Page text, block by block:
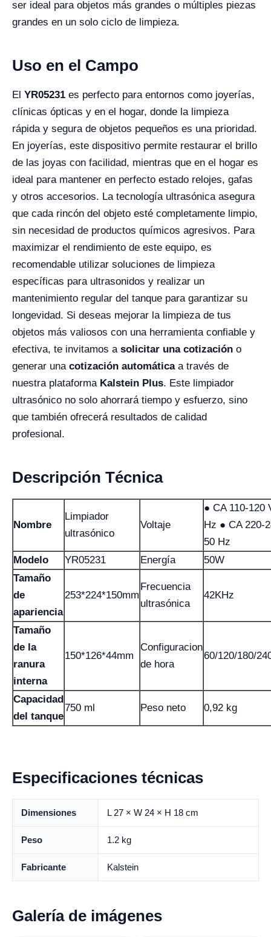
ser ideal para objetos más grandes o múltiples piezas
grandes en un solo ciclo de limpieza.
Uso en el Campo
El YR05231 es perfecto para entornos como joyerías,
clínicas ópticas y en el hogar, donde la limpieza
rápida y segura de objetos pequeños es una prioridad.
En joyerías, este dispositivo permite restaurar el brillo
de las joyas con facilidad, mientras que en el hogar es
ideal para mantener en perfecto estado relojes, gafas
y otros accesorios. La tecnología ultrasónica asegura
que cada rincón del objeto esté completamente limpio,
sin necesidad de productos químicos agresivos. Para
maximizar el rendimiento de este equipo, es
recomendable utilizar soluciones de limpieza
específicas para ultrasonidos y realizar un
mantenimiento regular del tanque para garantizar su
longevidad. Si deseas mejorar la limpieza de tus
objetos más valiosos con una herramienta confiable y
efectiva, te invitamos a solicitar una cotización o
generar una cotización automáticaa través de
nuestra plataforma Kalstein Plus. Este limpiador
ultrasónico no solo ahorrará tiempo y esfuerzo, sino
que también ofrecerá resultados de calidad
profesional.
Descripción Técnica
Nombre
Limpiador
ultrasónico
Voltaje
● CA 110-120
Hz ● CA 220-
50 Hz
Modelo
YR05231 Energía
50W
Tamaño
de
apariencia
253*224*150mm
Frecuencia
ultrasónica
42KHz
Tamaño
de la
ranura
interna
150*126*44mm
Configuracion
de hora
60/120/180/
Capacidad
del tanque
750 ml Peso neto 0,92 kg
Especificaciones técnicas
Dimensiones L 27 × W 24 × H 18 cm
Peso 1.2 kg
Fabricante Kalstein
Galería de imágenes